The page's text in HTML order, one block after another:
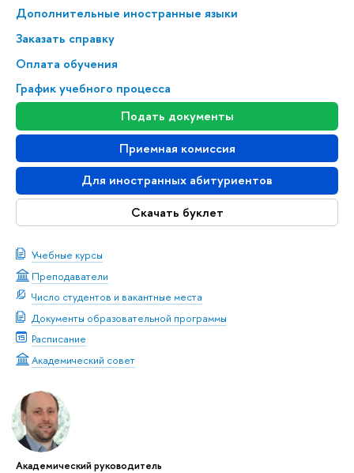
Дополнительные иностранные языки
Заказать справку
Оплата обучения
График учебного процесса
Подать документы
Приемная комиссия
Для иностранных абитуриентов
Скачать буклет
Учебные курсы
Преподаватели
Число студентов и вакантные места
Документы образовательной программы
Расписание
Академический совет
Академический руководитель